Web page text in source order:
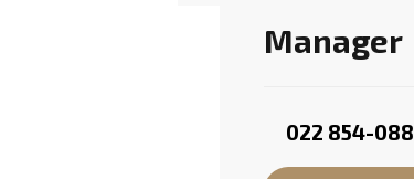
Manager
022 854-088